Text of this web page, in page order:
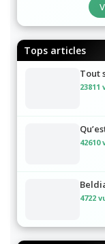
Tops articles
Tout
23811
42610
4722